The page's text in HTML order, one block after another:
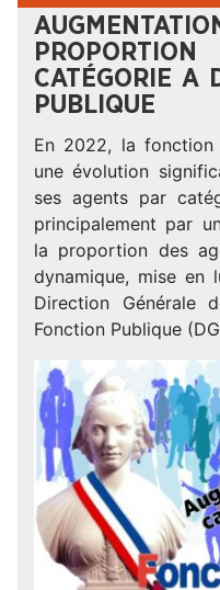
CATÉGORIE A
PUBLIQUE
En 2022, la fonction
une évolution
ses agents par
principalement par
la proportion des
dynamique, mise en
Direction Générale
Fonction Publique